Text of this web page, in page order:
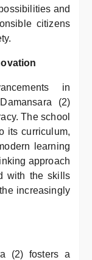
and
citizens
in
(2)
The school
its curriculum,
learning
approach
with the skills
increasingly
(2) fosters a